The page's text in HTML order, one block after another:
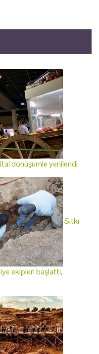
dönüşümle yenilendi
Sıtkı
ekipleri başlattı,